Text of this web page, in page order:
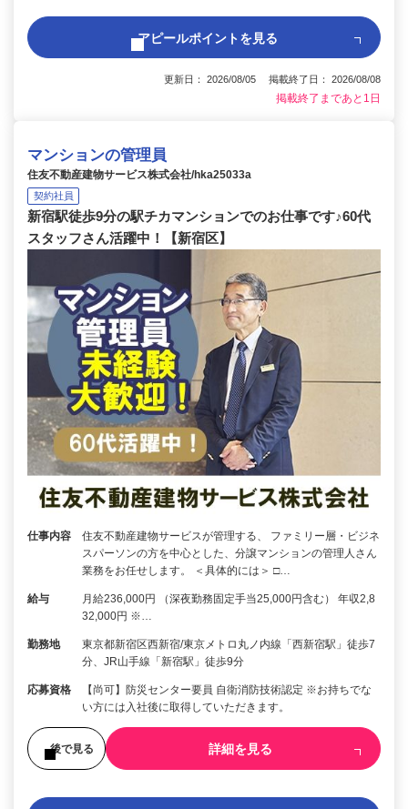
アピールポイントを見る
更新日： 2026/08/05 掲載終了日： 2026/08/08
掲載終了まであと1日
マンションの管理員
住友不動産建物サービス株式会社/hka25033a
契約社員
新宿駅徒歩9分の駅チカマンションでのお仕事です♪60代
スタッフさん活躍中！【新宿区】
仕事内容
住友不動産建物サービスが管理する、 ファミリー層・ビジネ
スパーソンの方を中心とした、分譲マンションの管理人さん
業務をお任せします。 ＜具体的には＞ □…
給与
月給236,000円 （深夜勤務固定手当25,000円含む） 年収2,8
32,000円 ※…
勤務地
東京都新宿区西新宿/東京メトロ丸ノ内線「西新宿駅」徒歩7
分、JR山手線「新宿駅」徒歩9分
応募資格
【尚可】防災センター要員 自衛消防技術認定 ※お持ちでな
い方には入社後に取得していただきます。
後で見る 詳細を見る